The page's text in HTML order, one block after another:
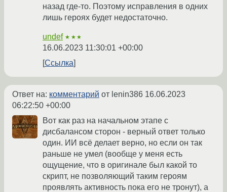
назад где-то. Поэтому исправления в одних
лишь героях будет недостаточно.
undef ★★★
16.06.2023 11:30:01 +00:00
Ссылка
Ответ на: комментарий от lenin386 16.06.2023
06:22:50 +00:00
Вот как раз на начальном этапе с
дисбалансом сторон - верный ответ только
один. ИИ всё делает верно, но если он так
раньше не умел (вообще у меня есть
ощущение, что в оригинале был какой то
скрипт, не позволяющий таким героям
проявлять активность пока его не тронут), а